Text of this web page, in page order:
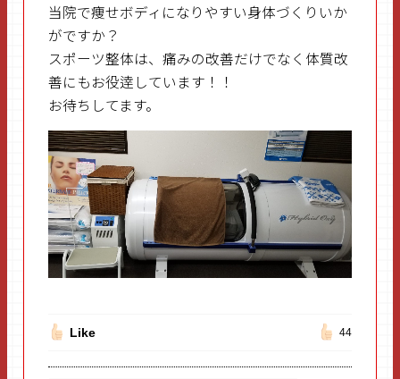
当院で痩せボディになりやすい身体づくりいか
がですか？
スポーツ整体は、痛みの改善だけでなく体質改
善にもお役逹しています！！
お待ちしてます。
Like 44